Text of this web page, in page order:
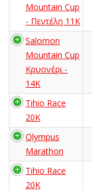
Mountain Cup
- Πεντέλη 11Κ
Salomon
Mountain Cup
Κρυονέρι -
14K
Tihio Race
20K
Olympus
Marathon
Tihio Race
20K